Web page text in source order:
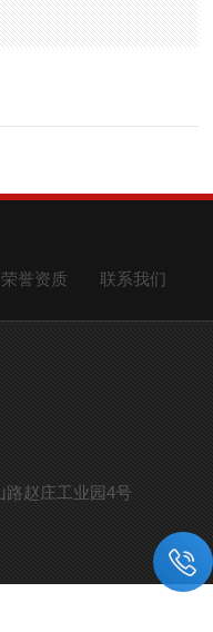
荣誉资质 联系我们
路赵庄工业园4号